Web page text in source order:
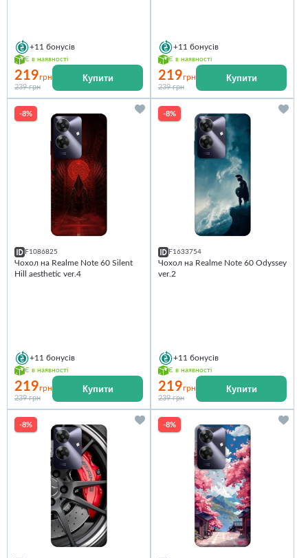
+11 бонусів
Є в наявності
219грн
239 грн
Купити
+11 бонусів
Є в наявності
219грн
239 грн
Купити
-8%
F1086825
Чохол на Realme Note 60 Silent
Hill aesthetic ver.4
+11 бонусів
Є в наявності
219грн
239 грн
Купити
-8%
F1633754
Чохол на Realme Note 60 Odyssey
ver.2
+11 бонусів
Є в наявності
219грн
239 грн
Купити
-8% -8%